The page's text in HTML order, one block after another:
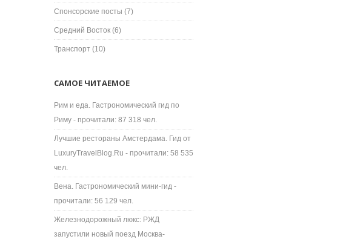
Спонсорские посты (7)
Средний Восток (6)
Транспорт (10)
САМОЕ ЧИТАЕМОЕ
Рим и еда. Гастрономический гид по
Риму - прочитали: 87 318 чел.
Лучшие рестораны Амстердама. Гид от
LuxuryTravelBlog.Ru - прочитали: 58 535
чел.
Вена. Гастрономический мини-гид -
прочитали: 56 129 чел.
Железнодорожный люкс: РЖД
запустили новый поезд Москва-